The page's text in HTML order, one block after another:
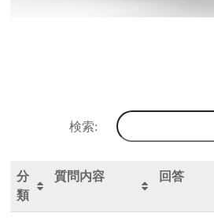
検索:
分
類
質問内容 回答